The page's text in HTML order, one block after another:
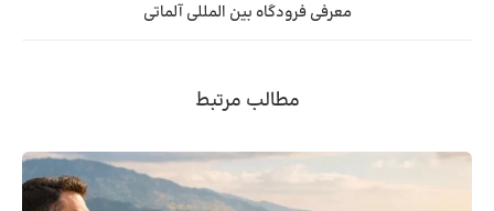
معرفی فرودگاه بین المللی آلماتی
مطالب مرتبط